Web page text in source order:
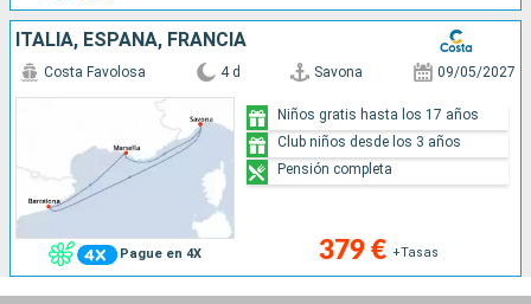
ITALIA, ESPAÑA, FRANCIA
Pague en 4X
Costa Favolosa 4 d Savona 09/05/2027
379 € +Tasas
Niños gratis hasta los 17 años
Club niños desde los 3 años
Pensión completa